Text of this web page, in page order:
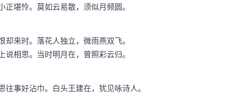
堪怜。莫如云易散，须似月频圆。
来时。落花人独立，微雨燕双飞。
相思。当时明月在，曾照彩云归。
事好沾巾。白头王建在，犹见咏诗人。